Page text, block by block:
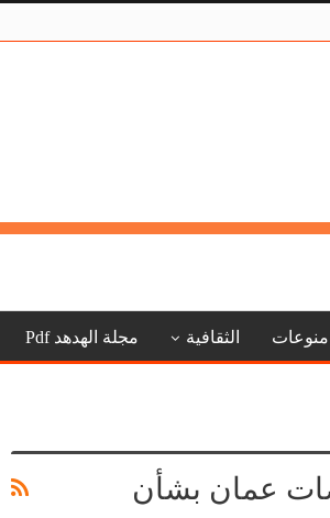
منوعات الثقافية مجلة الهدهد Pdf
عمان بشأن